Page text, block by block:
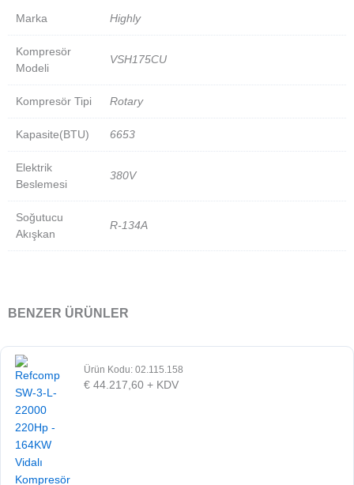
Marka Highly
Kompresör
Modeli
VSH175CU
Kompresör Tipi Rotary
Kapasite(BTU) 6653
Elektrik
Beslemesi
380V
Soğutucu
Akışkan
R-134A
BENZER ÜRÜNLER
Ürün Kodu: 02.115.158
€ 44.217,60 + KDV